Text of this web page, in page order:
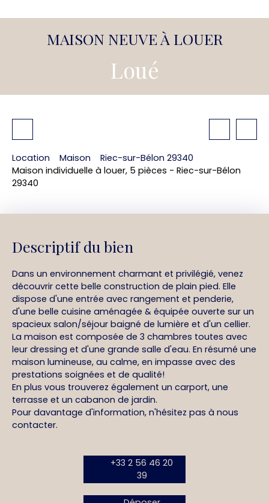
MAISON NEUVE À LOUER
Loué
Location Maison
Riec-sur-Bélon 29340
Maison individuelle à louer, 5 pièces - Riec-sur-Bélon
29340
Descriptif du bien
Dans un environnement charmant et privilégié, venez
découvrir cette belle construction de plain pied. Elle
dispose d'une entrée avec rangement et penderie,
d'une belle cuisine aménagée & équipée ouverte sur un
spacieux salon/séjour baigné de lumière et d'un cellier.
La maison est composée de 3 chambres toutes avec
leur dressing et d'une grande salle d'eau. En résumé une
maison lumineuse, au calme, en impasse avec des
prestations soignées et de qualité!
En plus vous trouverez également un carport, une
terrasse et un cabanon de jardin.
Pour davantage d'information, n'hésitez pas à nous
contacter.
+33 2 56 46 20
39